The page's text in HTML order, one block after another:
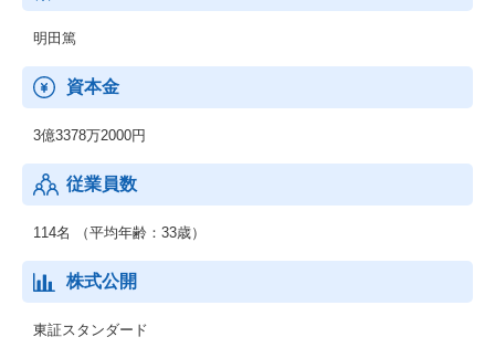
市場）への市場変更を果たし、着実に事業成長を続けてきまし
た。
ミッションに基づき、「迷惑情報フィルタ」を中核事業に据え、
様々な製品を開発。
メール等の有害情報をブロックする製品を世に送り出していま
す。
明田篤
資本金
3億3378万2000円
従業員数
114名 （平均年齢：33歳）
株式公開
東証スタンダード